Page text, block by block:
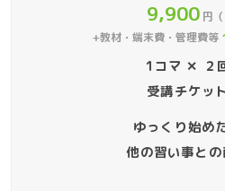
9,900 円
+教材・端末費・管理費等
1コマ ✕ ２
受講チケッ
ゆっくり始め
他の習い事との